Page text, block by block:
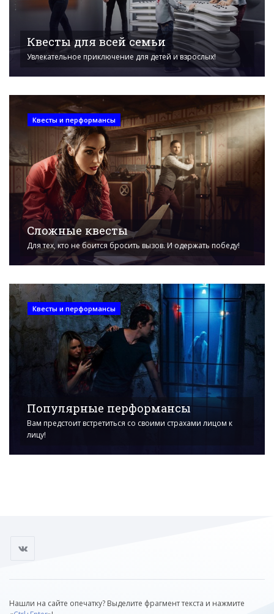
Квесты для всей семьи
Увлекательное приключение для детей и взрослых!
Квесты и перформансы
Сложные квесты
Для тех, кто не боится бросить вызов. И одержать победу!
Квесты и перформансы
Популярные перформансы
Вам предстоит встретиться со своими страхами лицом к
лицу!
Нашли на сайте опечатку? Выделите фрагмент текста и нажмите